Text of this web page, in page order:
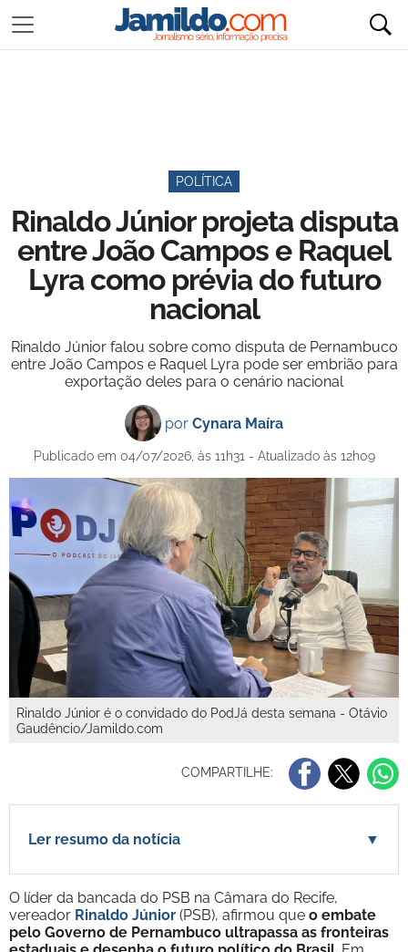
POLÍTICA
Rinaldo Júnior projeta disputa
entre João Campos e Raquel
Lyra como prévia do futuro
nacional
Rinaldo Júnior falou sobre como disputa de Pernambuco
entre João Campos e Raquel Lyra pode ser embrião para
exportação deles para o cenário nacional
por Cynara Maíra
Publicado em 04/07/2026, às 11h31 - Atualizado às 12h09
Rinaldo Júnior é o convidado do PodJá desta semana - Otávio
Gaudêncio/Jamildo.com
COMPARTILHE:
Ler resumo da notícia ▼
O líder da bancada do PSB na Câmara do Recife,
vereador Rinaldo Júnior (PSB), afirmou que o embate
pelo Governo de Pernambuco ultrapassa as fronteiras